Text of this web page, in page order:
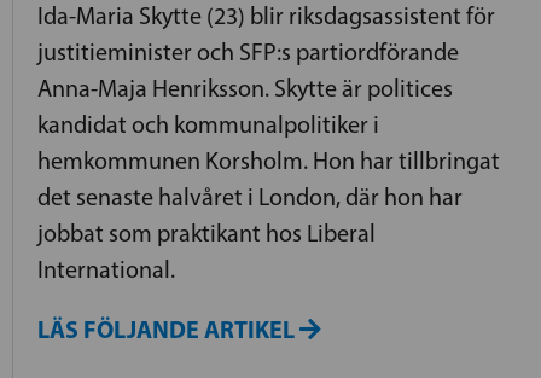
Ida-Maria Skytte (23) blir riksdagsassistent för
justitieminister och SFP:s partiordförande
Anna-Maja Henriksson. Skytte är politices
kandidat och kommunalpolitiker i
hemkommunen Korsholm. Hon har tillbringat
det senaste halvåret i London, där hon har
jobbat som praktikant hos Liberal
International.
LÄS FÖLJANDE ARTIKEL